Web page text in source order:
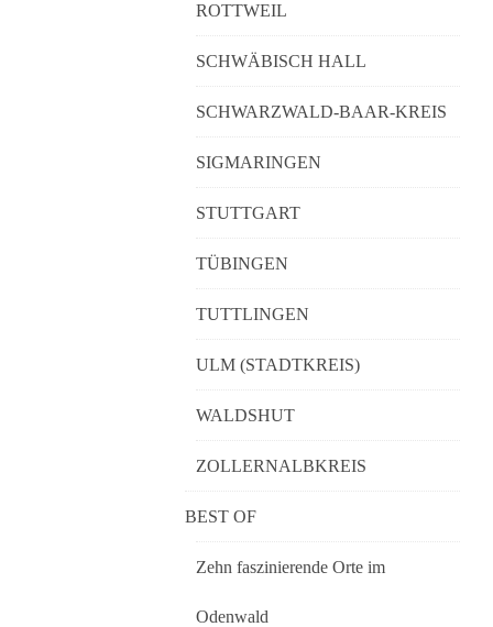
ROTTWEIL
SCHWÄBISCH HALL
SCHWARZWALD-BAAR-KREIS
SIGMARINGEN
STUTTGART
TÜBINGEN
TUTTLINGEN
ULM (STADTKREIS)
WALDSHUT
ZOLLERNALBKREIS
BEST OF
Zehn faszinierende Orte im
Odenwald